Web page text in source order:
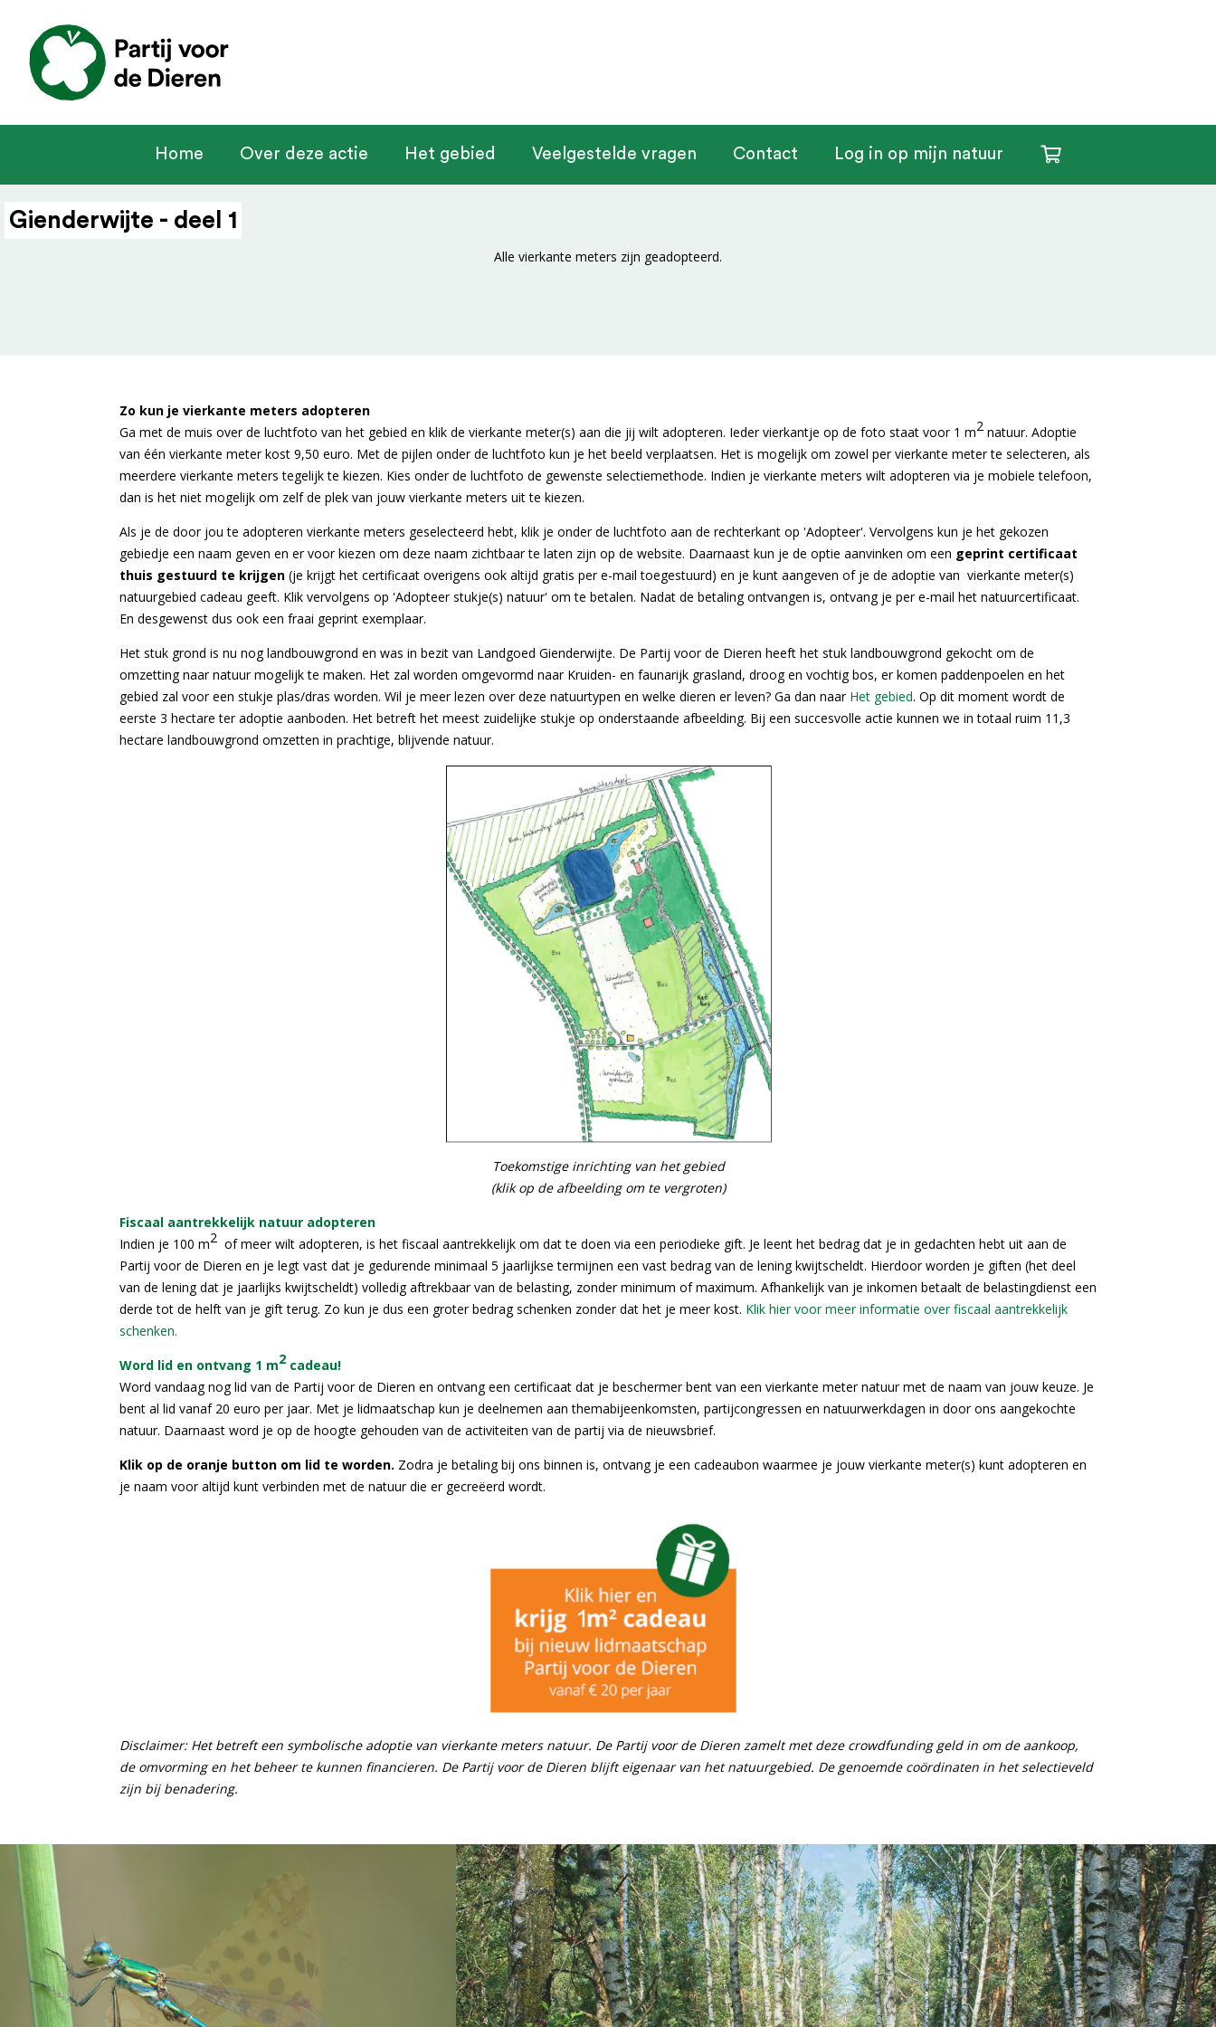
Home Over deze actie Het gebied Veelgestelde vragen Contact Log in op mijn natuur
Gienderwijte - deel 1
Alle vierkante meters zijn geadopteerd.
Zo kun je vierkante meters adopteren
Ga met de muis over de luchtfoto van het gebied en klik de vierkante meter(s) aan die jij wilt adopteren. Ieder vierkantje op de foto staat voor 1 m2 natuur. Adoptie
van één vierkante meter kost 9,50 euro. Met de pijlen onder de luchtfoto kun je het beeld verplaatsen. Het is mogelijk om zowel per vierkante meter te selecteren, als
meerdere vierkante meters tegelijk te kiezen. Kies onder de luchtfoto de gewenste selectiemethode. Indien je vierkante meters wilt adopteren via je mobiele telefoon,
dan is het niet mogelijk om zelf de plek van jouw vierkante meters uit te kiezen.
Als je de door jou te adopteren vierkante meters geselecteerd hebt, klik je onder de luchtfoto aan de rechterkant op 'Adopteer'. Vervolgens kun je het gekozen
gebiedje een naam geven en er voor kiezen om deze naam zichtbaar te laten zijn op de website. Daarnaast kun je de optie aanvinken om een geprint certificaat
thuis gestuurd te krijgen (je krijgt het certificaat overigens ook altijd gratis per e-mail toegestuurd) en je kunt aangeven of je de adoptie van vierkante meter(s)
natuurgebied cadeau geeft. Klik vervolgens op 'Adopteer stukje(s) natuur' om te betalen. Nadat de betaling ontvangen is, ontvang je per e-mail het natuurcertificaat.
En desgewenst dus ook een fraai geprint exemplaar.
Het stuk grond is nu nog landbouwgrond en was in bezit van Landgoed Gienderwijte. De Partij voor de Dieren heeft het stuk landbouwgrond gekocht om de
omzetting naar natuur mogelijk te maken. Het zal worden omgevormd naar Kruiden- en faunarijk grasland, droog en vochtig bos, er komen paddenpoelen en het
gebied zal voor een stukje plas/dras worden. Wil je meer lezen over deze natuurtypen en welke dieren er leven? Ga dan naar Het gebied. Op dit moment wordt de
eerste 3 hectare ter adoptie aanboden. Het betreft het meest zuidelijke stukje op onderstaande afbeelding. Bij een succesvolle actie kunnen we in totaal ruim 11,3
hectare landbouwgrond omzetten in prachtige, blijvende natuur.
Toekomstige inrichting van het gebied
(klik op de afbeelding om te vergroten)
Fiscaal aantrekkelijk natuur adopteren
Indien je 100 m2 of meer wilt adopteren, is het fiscaal aantrekkelijk om dat te doen via een periodieke gift. Je leent het bedrag dat je in gedachten hebt uit aan de
Partij voor de Dieren en je legt vast dat je gedurende minimaal 5 jaarlijkse termijnen een vast bedrag van de lening kwijtscheldt. Hierdoor worden je giften (het deel
van de lening dat je jaarlijks kwijtscheldt) volledig aftrekbaar van de belasting, zonder minimum of maximum. Afhankelijk van je inkomen betaalt de belastingdienst een
derde tot de helft van je gift terug. Zo kun je dus een groter bedrag schenken zonder dat het je meer kost. Klik hier voor meer informatie over fiscaal aantrekkelijk
schenken.
Word lid en ontvang 1 m2 cadeau!
Word vandaag nog lid van de Partij voor de Dieren en ontvang een certificaat dat je beschermer bent van een vierkante meter natuur met de naam van jouw keuze. Je
bent al lid vanaf 20 euro per jaar. Met je lidmaatschap kun je deelnemen aan themabijeenkomsten, partijcongressen en natuurwerkdagen in door ons aangekochte
natuur. Daarnaast word je op de hoogte gehouden van de activiteiten van de partij via de nieuwsbrief.
Klik op de oranje button om lid te worden. Zodra je betaling bij ons binnen is, ontvang je een cadeaubon waarmee je jouw vierkante meter(s) kunt adopteren en
je naam voor altijd kunt verbinden met de natuur die er gecreëerd wordt.
Disclaimer: Het betreft een symbolische adoptie van vierkante meters natuur. De Partij voor de Dieren zamelt met deze crowdfunding geld in om de aankoop,
de omvorming en het beheer te kunnen financieren. De Partij voor de Dieren blijft eigenaar van het natuurgebied. De genoemde coördinaten in het selectieveld
zijn bij benadering.